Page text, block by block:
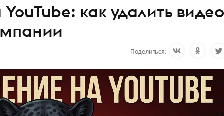
как удалить видео
Поделиться: